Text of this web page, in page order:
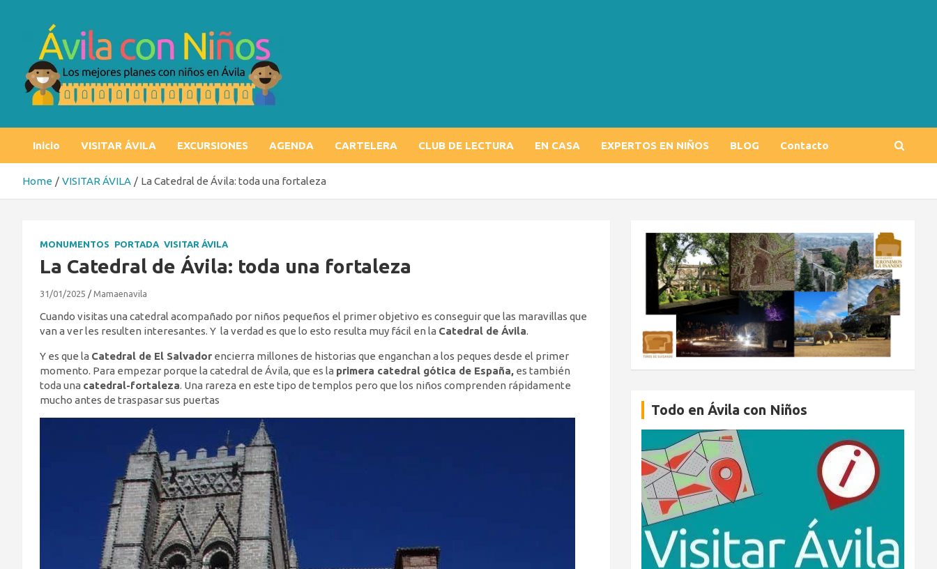
Inicio VISITAR ÁVILA EXCURSIONES AGENDA CARTELERA CLUB DE LECTURA EN CASA EXPERTOS EN NIÑOS BLOG Contacto
Home VISITAR ÁVILA La Catedral de Ávila: toda una fortaleza
MONUMENTOS PORTADA VISITAR ÁVILA
La Catedral de Ávila: toda una fortaleza
31/01/2025 Mamaenavila
Cuando visitas una catedral acompañado por niños pequeños el primer objetivo es conseguir que las maravillas que
van a ver les resulten interesantes. Y la verdad es que lo esto resulta muy fácil en la Catedral de Ávila.
Y es que la Catedral de El Salvador encierra millones de historias que enganchan a los peques desde el primer
momento. Para empezar porque la catedral de Ávila, que es la primera catedral gótica de España, es también
toda una catedral-fortaleza. Una rareza en este tipo de templos pero que los niños comprenden rápidamente
mucho antes de traspasar sus puertas
Todo en Ávila con Niños